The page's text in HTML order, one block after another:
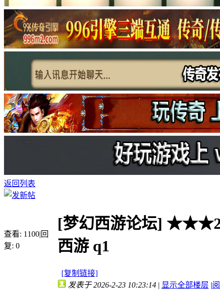
返回列表
查看: 1100|回
复: 0
[梦幻西游论坛]
西游 q1
[复制链接]
发表于 2026-2-23 10:23:14 | 显示全部楼层 |